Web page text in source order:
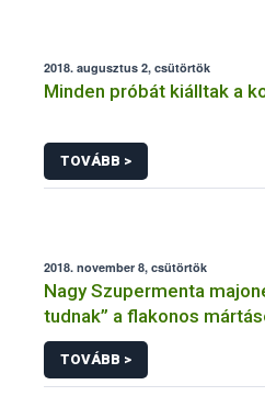
2018. augusztus 2, csütörtök
Minden próbát kiálltak a
TOVÁBB >
2018. november 8, csütörtök
Nagy Szupermenta
tudnak” a flakonos
TOVÁBB >